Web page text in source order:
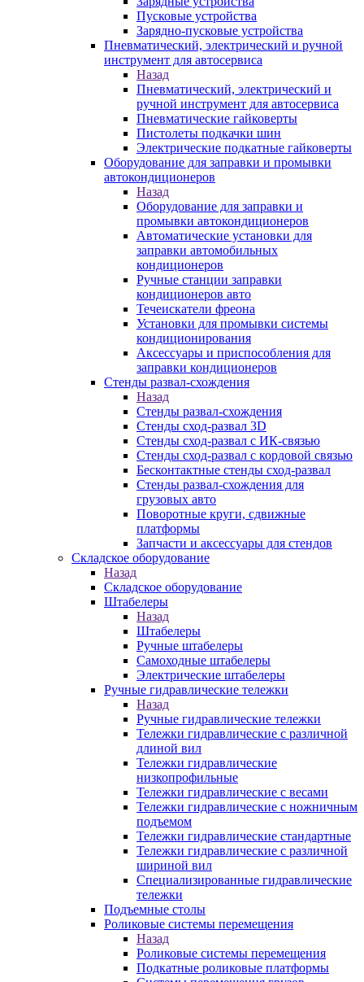
Пусковые устройства
Зарядно-пусковые устройства
Пневматический, электрический и ручной
инструмент для автосервиса
Назад
Пневматический, электрический и
ручной инструмент для автосервиса
Пневматические гайковерты
Пистолеты подкачки шин
Электрические подкатные гайковерты
Оборудование для заправки и промывки
автокондиционеров
Назад
Оборудование для заправки и
промывки автокондиционеров
Автоматические установки для
заправки автомобильных
кондиционеров
Ручные станции заправки
кондиционеров авто
Течеискатели фреона
Установки для промывки системы
кондиционирования
Аксессуары и приспособления для
заправки кондиционеров
Стенды развал-схождения
Назад
Стенды развал-схождения
Стенды сход-развал 3D
Стенды сход-развал с ИК-связью
Стенды сход-развал с кордовой связью
Бесконтактные стенды сход-развал
Стенды развал-схождения для
грузовых авто
Поворотные круги, сдвижные
платформы
Запчасти и аксессуары для стендов
Складское оборудование
Назад
Складское оборудование
Штабелеры
Назад
Штабелеры
Ручные штабелеры
Самоходные штабелеры
Электрические штабелеры
Ручные гидравлические тележки
Назад
Ручные гидравлические тележки
Тележки гидравлические с различной
длиной вил
Тележки гидравлические
низкопрофильные
Тележки гидравлические с весами
Тележки гидравлические с ножничным
подъемом
Тележки гидравлические стандартные
Тележки гидравлические с различной
шириной вил
Специализированные гидравлические
тележки
Подъемные столы
Роликовые системы перемещения
Назад
Роликовые системы перемещения
Подкатные роликовые платформы